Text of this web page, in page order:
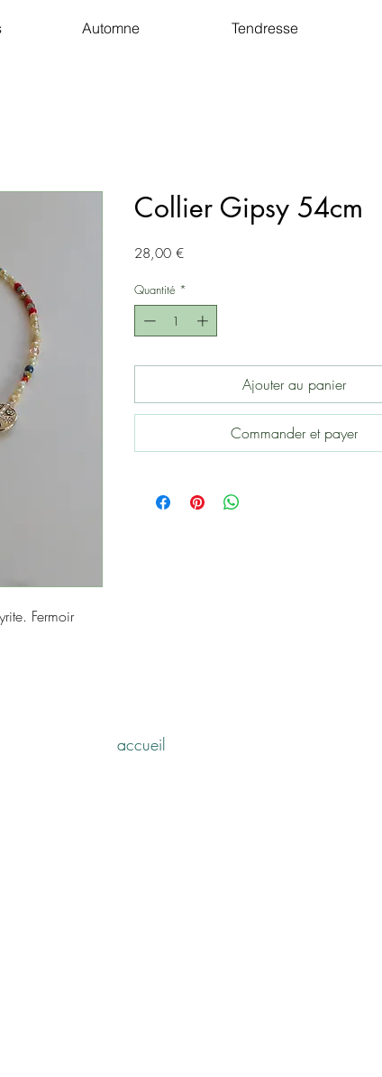
Automne Tendresse
Fermoir
Collier Gipsy 54cm
28,00 €Prix
Quantité *
Ajouter au panier
Commander et payer
accueil